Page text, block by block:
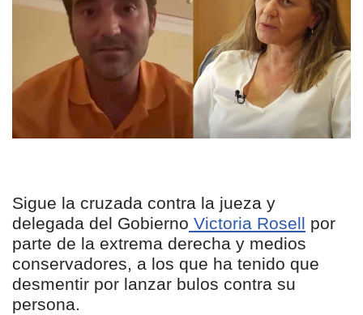
Sigue la cruzada contra la jueza y
delegada del Gobierno Victoria Rosell por
parte de la extrema derecha y medios
conservadores, a los que ha tenido que
desmentir por lanzar bulos contra su
persona.